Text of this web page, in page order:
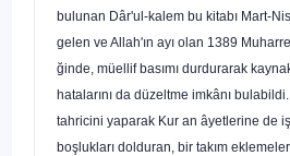
bulunan Dâr'ul-kalem bu kitabı Mart-
gelen ve Allah'ın ayı olan 1389
ğinde, müellif basımı durdurarak
hatalarını da düzeltme imkânı
tahricini yaparak Kur an âyetlerine de
boşlukları dolduran, bir takım